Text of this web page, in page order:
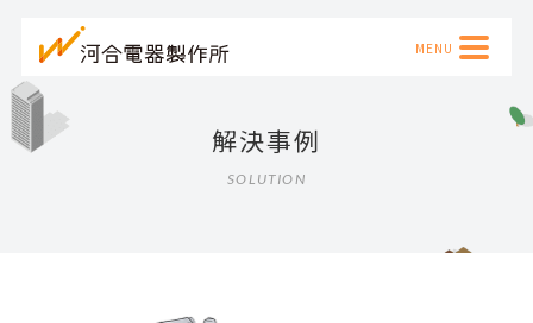
解決事例
SOLUTION